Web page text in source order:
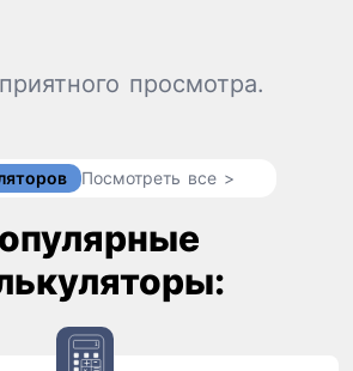
просмотра.
Посмотреть все >